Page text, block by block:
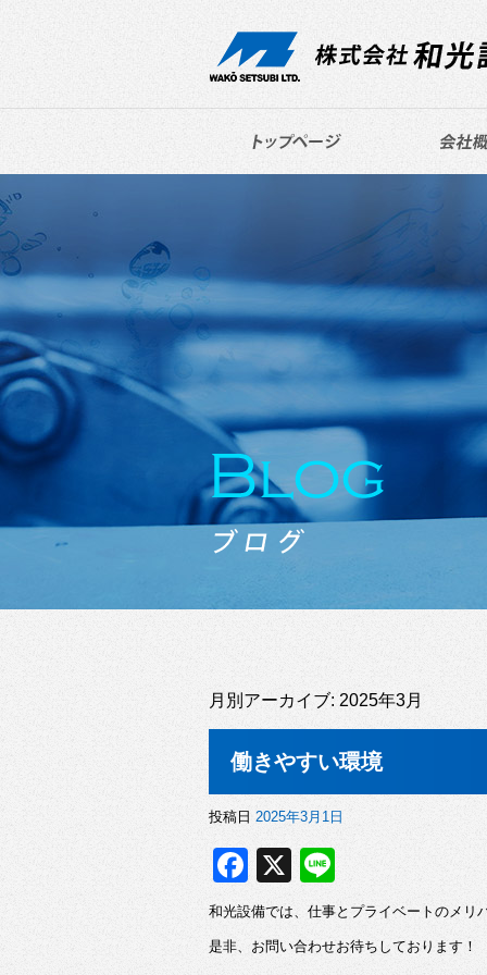
月別アーカイブ: 2025年3月
働きやすい環境
投稿日 2025年3月1日
F
a
c
X
n
e
和光設備では、仕事とプライベートのメリ
是非、お問い合わせお待ちしております！